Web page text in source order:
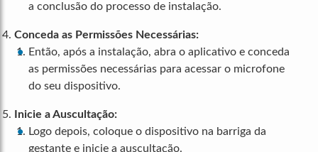
a conclusão do processo de instalação.
Conceda as Permissões Necessárias:
Então, após a instalação, abra o aplicativo e conceda
as permissões necessárias para acessar o microfone
do seu dispositivo.
Inicie a Auscultação:
Logo depois, coloque o dispositivo na barriga da
gestante e inicie a auscultação.